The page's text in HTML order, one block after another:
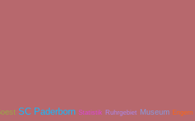
SC Paderborn Statistik Ruhrgebiet Museum Engern